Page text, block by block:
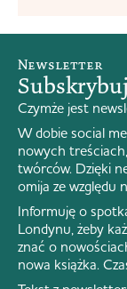
Newsletter
Czymże jest
W dobie social
nowych
twórców. Dzięki
omija ze względu
Informuję o
Londynu, żeby
znać o
nowa książka.